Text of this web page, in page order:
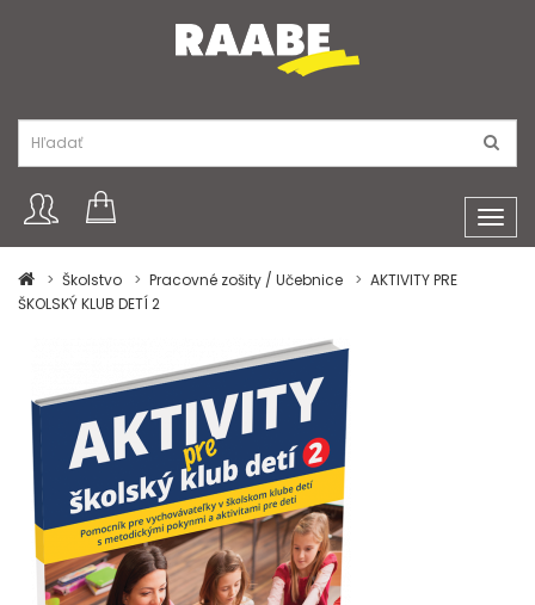
Školstvo
Pracovné zošity / Učebnice
AKTIVITY PRE
ŠKOLSKÝ KLUB DETÍ 2